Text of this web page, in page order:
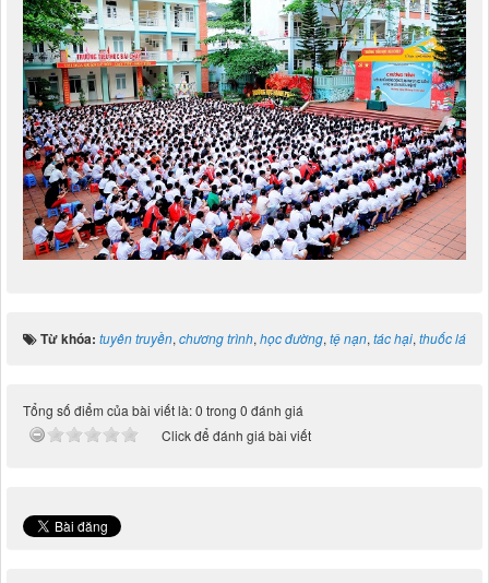
Từ khóa: tuyên truyền, chương trình, học đường, tệ nạn, tác hại, thuốc lá
Tổng số điểm của bài viết là: 0 trong 0 đánh giá
Click để đánh giá bài viết